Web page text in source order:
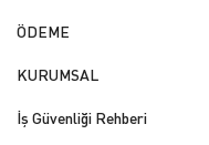
ÖDEME
KURUMSAL
İş Güvenliği Rehberi